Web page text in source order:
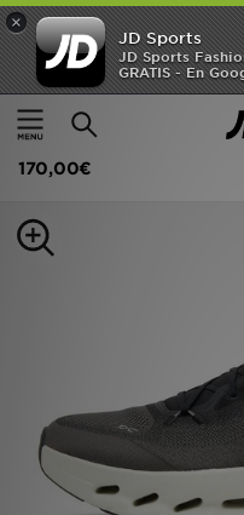
×
JD Sports
JD Sports
GRATIS - En
Página principal
Hombre
On Running Cloudtilt
170,00€
Hombre
Mujer
Estilo
JD Fútbol
Ofertas